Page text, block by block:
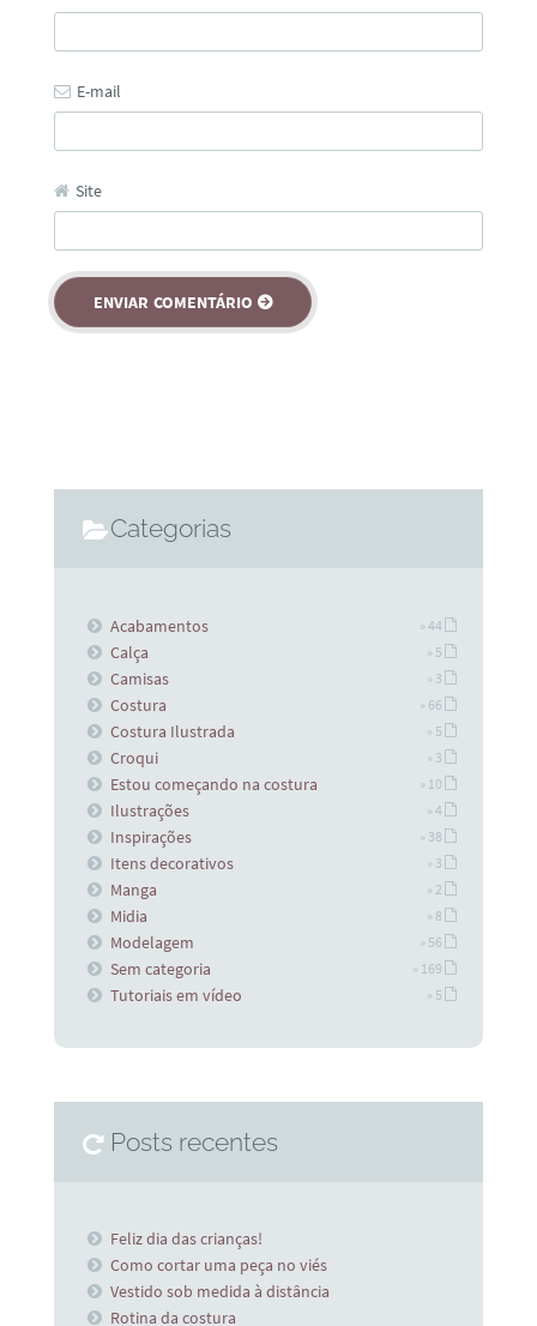
E-mail
Site
Categorias
Acabamentos » 44
Calça » 5
Camisas » 3
Costura » 66
Costura Ilustrada » 5
Croqui » 3
Estou começando na costura » 10
Ilustrações » 4
Inspirações » 38
Itens decorativos » 3
Manga » 2
Midia » 8
Modelagem » 56
Sem categoria » 169
Tutoriais em vídeo » 5
Posts recentes
Feliz dia das crianças!
Como cortar uma peça no viés
Vestido sob medida à distância
Rotina da costura